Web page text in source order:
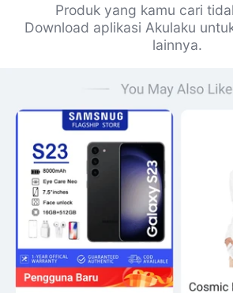
Produk yang kamu cari
Download aplikasi Akulaku
lainnya.